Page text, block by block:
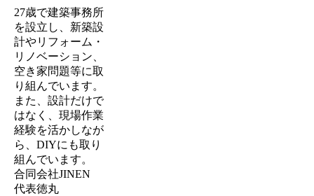
27歳で建築事務所
を設立し、新築設
計やリフォーム・
リノベーション、
空き家問題等に取
り組んでいます。
また、設計だけで
はなく、現場作業
経験を活かしなが
ら、DIYにも取り
組んでいます。
合同会社JINEN
代表徳丸